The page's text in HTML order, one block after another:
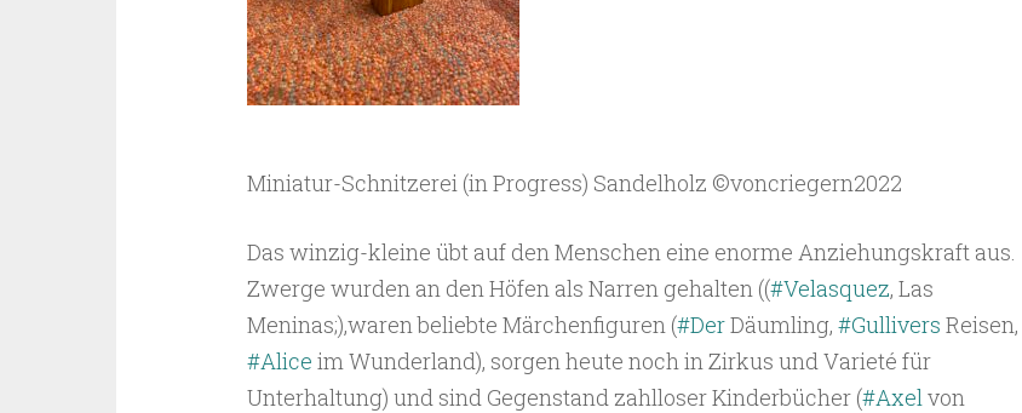
Miniatur-Schnitzerei (in Progress) Sandelholz ©️voncriegern2022
Das winzig-kleine übt auf den Menschen eine enorme Anziehungskraft aus.
Zwerge wurden an den Höfen als Narren gehalten ((#Velasquez, Las
Meninas;),waren beliebte Märchenfiguren (#DerDäumling, #Gullivers Reisen,
#Alice im Wunderland), sorgen heute noch in Zirkus und Varieté für
Unterhaltung) und sind Gegenstand zahlloser Kinderbücher (#Axelvon